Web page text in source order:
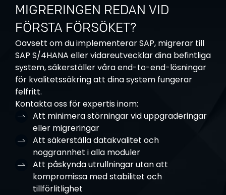
MIGRERINGEN REDAN VID
FÖRSTA FÖRSÖKET?
Oavsett om du implementerar SAP, migrerar till
SAP S/4HANA eller vidareutvecklar dina befintliga
system, säkerställer våra end-to-end-lösningar
för kvalitetssäkring att dina system fungerar
felfritt.
Kontakta oss för expertis inom:
Att minimera störningar vid uppgraderingar
eller migreringar
Att säkerställa datakvalitet och
noggrannhet i alla moduler
Att påskynda utrullningar utan att
kompromissa med stabilitet och
tillförlitlighet